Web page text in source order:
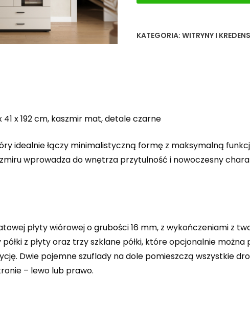
KATEGORIA: WITRYNY I
x 192 cm, kaszmir mat, detale czarne
idealnie łączy minimalistyczną formę z maksymalną
wprowadza do wnętrza przytulność i nowoczesny
płyty wiórowej o grubości 16 mm, z wykończeniami z
z płyty oraz trzy szklane półki, które opcjonalnie można
Dwie pojemne szuflady na dole pomieszczą wszystkie
– lewo lub prawo.